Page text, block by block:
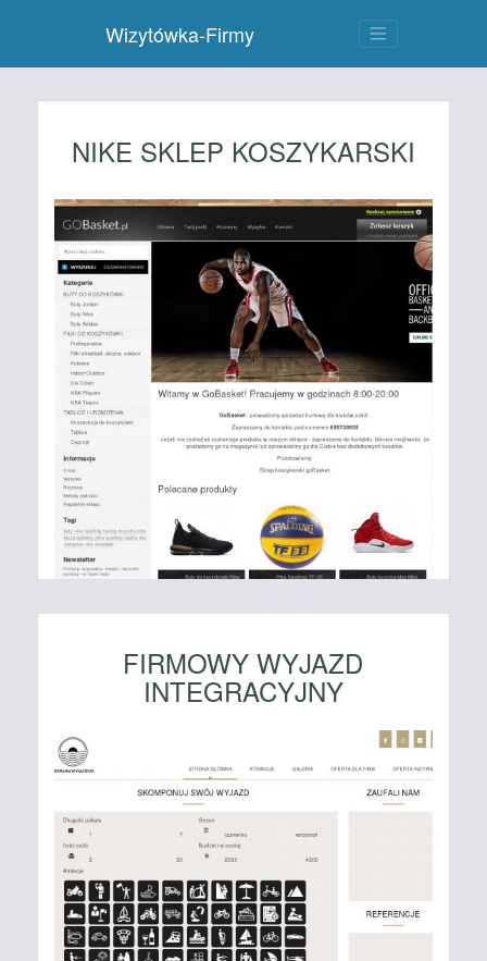
Wizytówka-Firmy
NIKE SKLEP KOSZYKARSKI
FIRMOWY WYJAZD
INTEGRACYJNY